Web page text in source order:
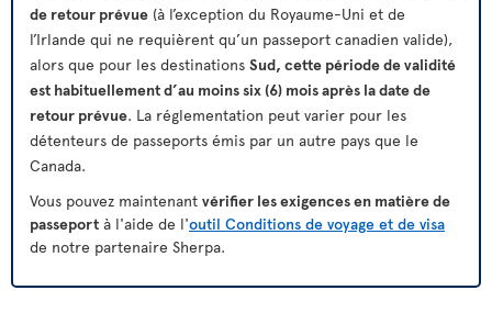
de retour prévue (à l’exception du Royaume-Uni et de
l’Irlande qui ne requièrent qu’un passeport canadien valide),
alors que pour les destinations Sud, cette période de validité
est habituellement d’au moins six (6) mois après la date de
retour prévue. La réglementation peut varier pour les
détenteurs de passeports émis par un autre pays que le
Canada.
Vous pouvez maintenant vérifier les exigences en matière de
passeport à l'aide de l'outil Conditions de voyage et de visa
de notre partenaire Sherpa.